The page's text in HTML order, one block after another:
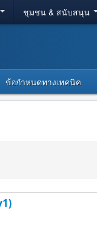
ชุมชน & สนับสนุน
ข้อกำหนดทางเทคนิค